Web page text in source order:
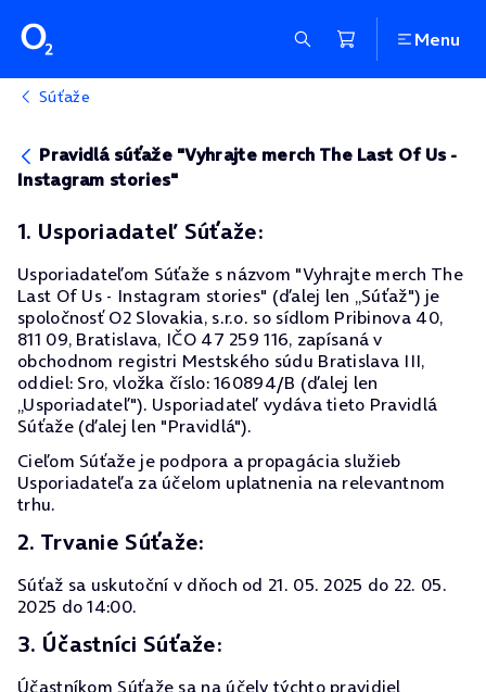
Menu
Súťaže
Pravidlá súťaže "Vyhrajte merch The Last Of Us -
Instagram stories"
1. Usporiadateľ Súťaže:
Usporiadateľom Súťaže s názvom "Vyhrajte merch The
Last Of Us - Instagram stories" (ďalej len „Súťaž") je
spoločnosť O2 Slovakia, s.r.o. so sídlom Pribinova 40,
811 09, Bratislava, IČO 47 259 116, zapísaná v
obchodnom registri Mestského súdu Bratislava III,
oddiel: Sro, vložka číslo: 160894/B (ďalej len
„Usporiadateľ"). Usporiadateľ vydáva tieto Pravidlá
Súťaže (ďalej len "Pravidlá").
Cieľom Súťaže je podpora a propagácia služieb
Usporiadateľa za účelom uplatnenia na relevantnom
trhu.
2. Trvanie Súťaže:
Súťaž sa uskutoční v dňoch od 21. 05. 2025 do 22. 05.
2025 do 14:00.
3. Účastníci Súťaže:
Účastníkom Súťaže sa na účely týchto pravidiel